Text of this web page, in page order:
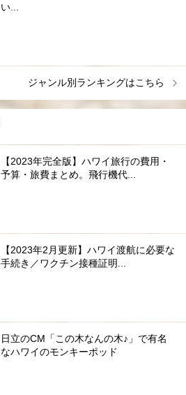
い...
ジャンル別ランキングはこちら
【2023年完全版】ハワイ旅行の費用・
予算・旅費まとめ。飛行機代...
【2023年2月更新】ハワイ渡航に必要な
手続き／ワクチン接種証明...
日立のCM「この木なんの木♪」で有名
なハワイのモンキーポッド